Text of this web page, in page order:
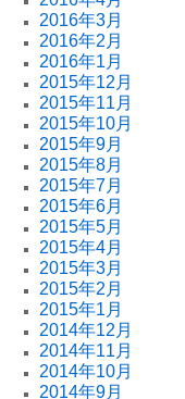
2016年3月
2016年2月
2016年1月
2015年12月
2015年11月
2015年10月
2015年9月
2015年8月
2015年7月
2015年6月
2015年5月
2015年4月
2015年3月
2015年2月
2015年1月
2014年12月
2014年11月
2014年10月
2014年9月